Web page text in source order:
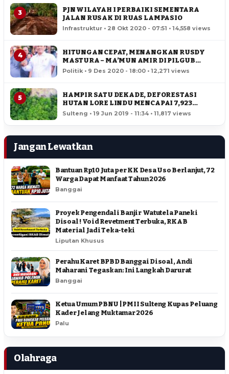
3
PJN WILAYAH I PERBAIKI SEMENTARA
JALAN RUSAK DI RUAS LAMPASIO
Infrastruktur • 28 Okt 2020 - 07:51 • 14,558 views
4
HITUNGAN CEPAT, MENANGKAN RUSDY
MASTURA – MA’MUN AMIR DI PILGUB
SULTENG
Politik • 9 Des 2020 - 18:00 • 12,271 views
5
HAMPIR SATU DEKADE, DEFORESTASI
HUTAN LORE LINDU MENCAPAI 7,923
HEKTAR
Sulteng • 19 Jun 2019 - 11:34 • 11,817 views
Jangan Lewatkan
Bantuan Rp10 Juta per KK Desa Uso Berlanjut, 72
Warga Dapat Manfaat Tahun 2026
Banggai
Proyek Pengendali Banjir Watutela Paneki
Disoal ! Void Revetment Terbuka, RKAB
Material Jadi Teka-teki
Liputan Khusus
Perahu Karet BPBD Banggai Disoal, Andi
Maharani Tegaskan: Ini Langkah Darurat
Banggai
Ketua Umum PBNU | PMII Sulteng Kupas Peluang
Kader Jelang Muktamar 2026
Palu
Olahraga